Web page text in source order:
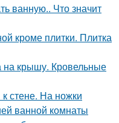
ванную.. Что значит
кроме плитки. Плитка
на крышу. Кровельные
стене. На ножки
ванной комнаты